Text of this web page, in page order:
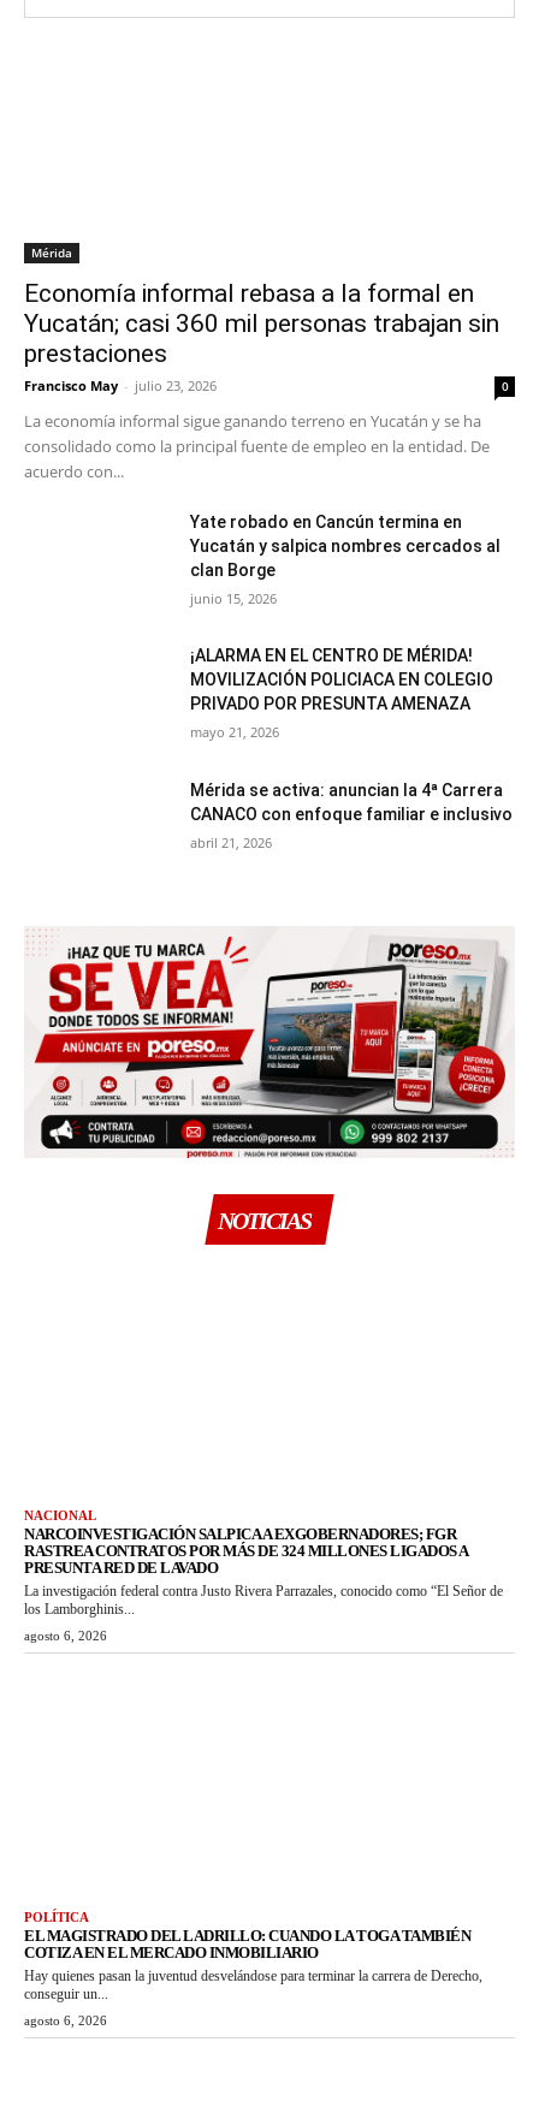
Mérida
Economía informal rebasa a la formal en
Yucatán; casi 360 mil personas trabajan sin
prestaciones
Francisco May - julio 23, 2026 0
La economía informal sigue ganando terreno en Yucatán y se ha
consolidado como la principal fuente de empleo en la entidad. De
acuerdo con...
Yate robado en Cancún termina en
Yucatán y salpica nombres cercados al
clan Borge
junio 15, 2026
¡ALARMA EN EL CENTRO DE MÉRIDA!
MOVILIZACIÓN POLICIACA EN COLEGIO
PRIVADO POR PRESUNTA AMENAZA
mayo 21, 2026
Mérida se activa: anuncian la 4ª Carrera
CANACO con enfoque familiar e inclusivo
abril 21, 2026
NOTICIAS
NACIONAL
NARCOINVESTIGACIÓN SALPICA A EXGOBERNADORES; FGR
RASTREA CONTRATOS POR MÁS DE 324 MILLONES LIGADOS A
PRESUNTA RED DE LAVADO
La investigación federal contra Justo Rivera Parrazales, conocido como “El Señor de
los Lamborghinis...
agosto 6, 2026
POLÍTICA
EL MAGISTRADO DEL LADRILLO: CUANDO LA TOGA TAMBIÉN
COTIZA EN EL MERCADO INMOBILIARIO
Hay quienes pasan la juventud desvelándose para terminar la carrera de Derecho,
conseguir un...
agosto 6, 2026